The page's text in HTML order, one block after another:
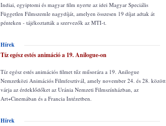
Indiai, egyiptomi és magyar film nyerte az idei Magyar Speciális
Független Filmszemle nagydíját, amelyen összesen 19 díjat adtak át
pénteken - tájékoztatták a szervezők az MTI-t.
Hírek
Tíz egész estés animáció a 19. Anilogue-on
Tíz egész estés animációs filmet tűz műsorára a 19. Anilogue
Nemzetközi Animációs Filmfesztivál, amely november 24. és 28. között
várja az érdeklődőket az Uránia Nemzeti Filmszínházban, az
Art+Cinemában és a Francia Intézetben.
Hírek